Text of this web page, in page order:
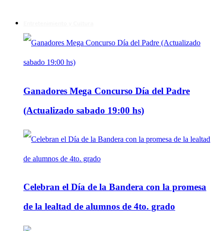
Ganadores Mega Concurso Día del Padre
(Actualizado sabado 19:00 hs)
Celebran el Día de la Bandera con la promesa
de la lealtad de alumnos de 4to. grado